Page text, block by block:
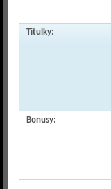
Titulky:
Bonusy: